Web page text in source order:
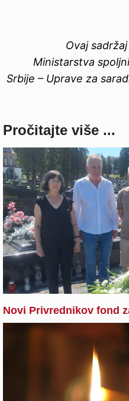
Ovaj
Ministarstva
Srbije – Uprave za
Pročitajte više ...
Novi Privrednikov fond